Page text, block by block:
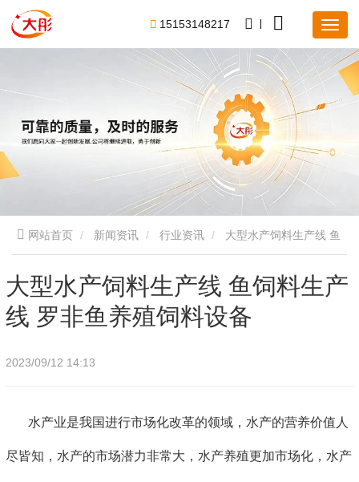
15153148217
网站首页 新闻资讯 行业资讯
饲料生产线 罗非鱼养殖饲料设备
大型水产饲料生产线 鱼饲料生产
线 罗非鱼养殖饲料设备
2023/09/12 14:13
水产业是我国进行市场化改革的领域，水产的营养价值人
尽皆知，水产的市场潜力非常大，水产养殖更加市场化，水产